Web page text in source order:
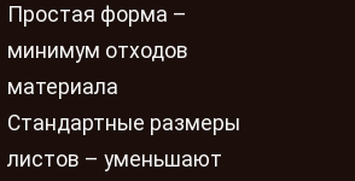
Простая форма –
минимум отходов
материала
Стандартные размеры
листов – уменьшают